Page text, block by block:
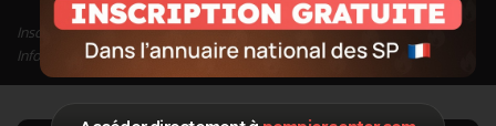
Grade : Commandant
Inscrit depuis le 11/09/2020 à 09:46
Informations mises à jour le 13/03/2023 à 19:46